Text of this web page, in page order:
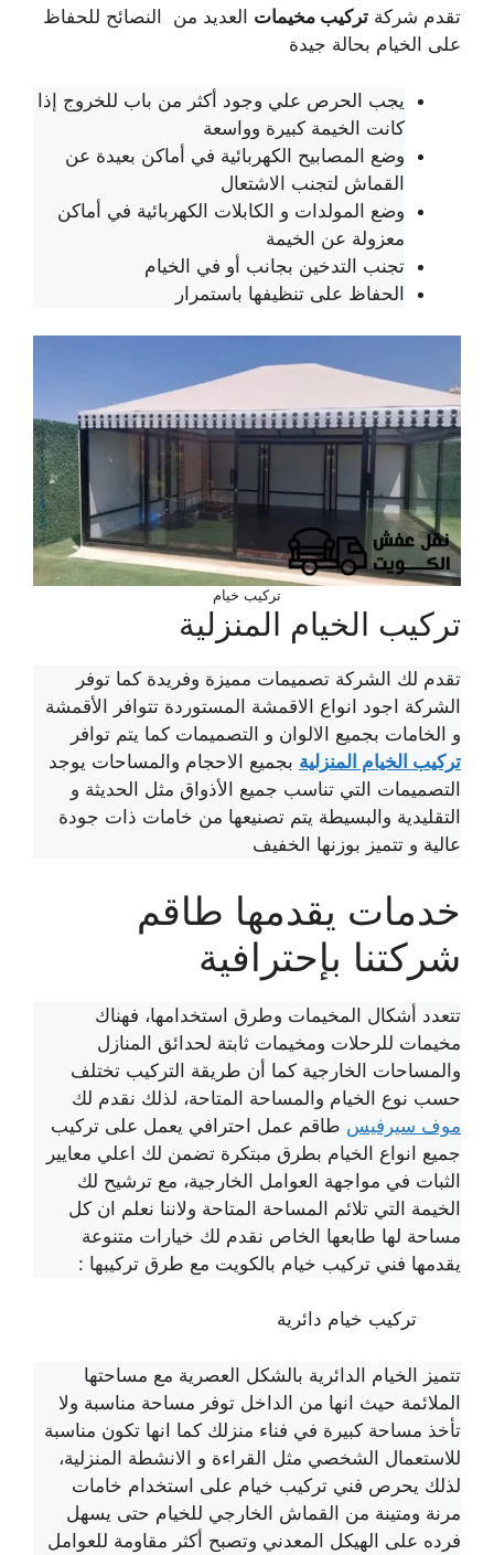
تقدم شركة تركيب مخيمات العديد من النصائح للحفاظ
على الخيام بحالة جيدة
يجب الحرص علي وجود أكثر من باب للخروج إذا
كانت الخيمة كبيرة وواسعة
وضع المصابيح الكهربائية في أماكن بعيدة عن
القماش لتجنب الاشتعال
وضع المولدات و الكابلات الكهربائية في أماكن
معزولة عن الخيمة
تجنب التدخين بجانب أو في الخيام
الحفاظ على تنظيفها باستمرار
تركيب خيام
تركيب الخيام المنزلية
تقدم لك الشركة تصميمات مميزة وفريدة كما توفر
الشركة اجود انواع الاقمشة المستوردة تتوافر الأقمشة
و الخامات بجميع الالوان و التصميمات كما يتم توافر
تركيب الخيام المنزلية بجميع الاحجام والمساحات يوجد
التصميمات التي تناسب جميع الأذواق مثل الحديثة و
التقليدية والبسيطة يتم تصنيعها من خامات ذات جودة
عالية و تتميز بوزنها الخفيف
خدمات يقدمها طاقم
شركتنا بإحترافية
تتعدد أشكال المخيمات وطرق استخدامها، فهناك
مخيمات للرحلات ومخيمات ثابتة لحدائق المنازل
والمساحات الخارجية كما أن طريقة التركيب تختلف
حسب نوع الخيام والمساحة المتاحة، لذلك نقدم لك
موف سيرفيس طاقم عمل احترافي يعمل على تركيب
جميع انواع الخيام بطرق مبتكرة تضمن لك اعلي معايير
الثبات في مواجهة العوامل الخارجية، مع ترشيح لك
الخيمة التي تلائم المساحة المتاحة ولاننا نعلم ان كل
مساحة لها طابعها الخاص نقدم لك خيارات متنوعة
يقدمها فني تركيب خيام بالكويت مع طرق تركيبها :
تركيب خيام دائرية
تتميز الخيام الدائرية بالشكل العصرية مع مساحتها
الملائمة حيث انها من الداخل توفر مساحة مناسبة ولا
تأخذ مساحة كبيرة في فناء منزلك كما انها تكون مناسبة
للاستعمال الشخصي مثل القراءة و الانشطة المنزلية،
لذلك يحرص فني تركيب خيام على استخدام خامات
مرنة ومتينة من القماش الخارجي للخيام حتى يسهل
فرده على الهيكل المعدني وتصبح أكثر مقاومة للعوامل